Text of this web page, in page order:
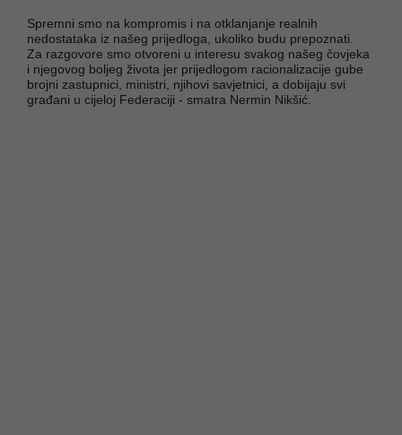
Spremni smo na kompromis i na otklanjanje realnih
nedostataka iz našeg prijedloga, ukoliko budu prepoznati.
Za razgovore smo otvoreni u interesu svakog našeg čovjeka
i njegovog boljeg života jer prijedlogom racionalizacije gube
brojni zastupnici, ministri, njihovi savjetnici, a dobijaju svi
građani u cijeloj Federaciji - smatra Nermin Nikšić.